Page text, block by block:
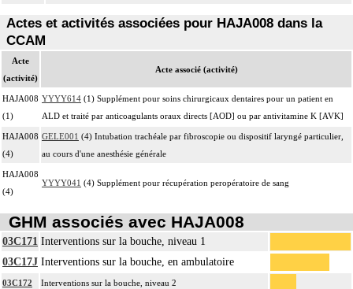
Actes et activités associées pour HAJA008 dans la
CCAM
Acte
(activité)
Acte associé (activité)
HAJA008
(1)
YYYY614 (1) Supplément pour soins chirurgicaux dentaires pour un patient en
ALD et traité par anticoagulants oraux directs [AOD] ou par antivitamine K [AVK]
HAJA008
(4)
GELE001 (4) Intubation trachéale par fibroscopie ou dispositif laryngé particulier,
au cours d'une anesthésie générale
HAJA008
(4)
YYYY041 (4) Supplément pour récupération peropératoire de sang
GHM associés avec HAJA008
03C171 Interventions sur la bouche, niveau 1
03C17J Interventions sur la bouche, en ambulatoire
03C172 Interventions sur la bouche, niveau 2